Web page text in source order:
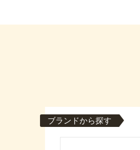
ブランドから探す